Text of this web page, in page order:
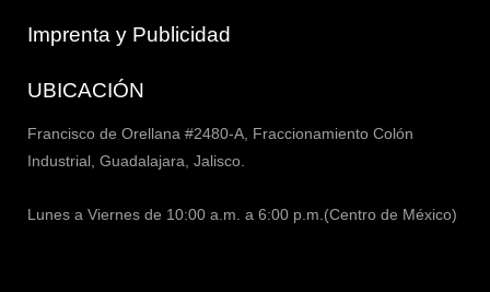
Imprenta y Publicidad
UBICACIÓN
Francisco de Orellana #2480-A, Fraccionamiento Colón
Industrial, Guadalajara, Jalisco.
Lunes a Viernes de 10:00 a.m. a 6:00 p.m.(Centro de México)